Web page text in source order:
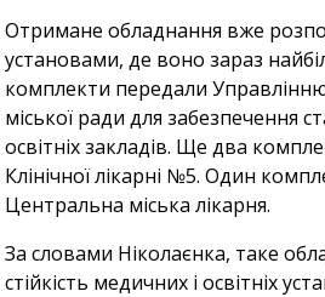
Отримане обладнання вже
установами, де воно зараз
комплекти передали
міської ради для забезпечення
освітніх закладів. Ще два
Клінічної лікарні №5. Один
Центральна міська лікарня.
За словами Ніколаєнка, таке
стійкість медичних і освітніх